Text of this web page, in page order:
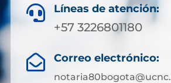
 Líneas de atención:
+57 3226801180
 Correo electrónico: